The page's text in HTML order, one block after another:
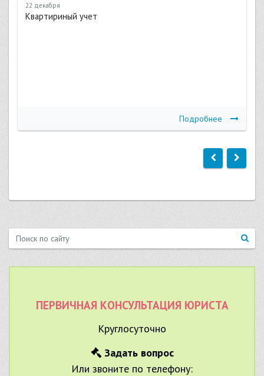
22 декабря
Квартириный учет
Подробнее
ПЕРВИЧНАЯ КОНСУЛЬТАЦИЯ ЮРИСТА
Круглосуточно
Задать вопрос
Или звоните по телефону: